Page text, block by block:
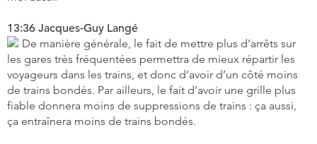
13:36 Jacques-Guy Langé
De manière générale, le fait de mettre plus d’arrêts sur
les gares très fréquentées permettra de mieux répartir les
voyageurs dans les trains, et donc d’avoir d’un côté moins
de trains bondés. Par ailleurs, le fait d’avoir une grille plus
fiable donnera moins de suppressions de trains : ça aussi,
ça entraînera moins de trains bondés.